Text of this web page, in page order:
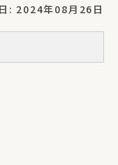
: 2024年08月26日